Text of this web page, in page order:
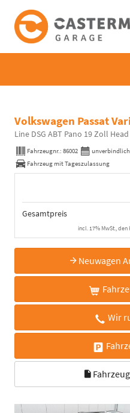
Volkswagen Passat
Line DSG ABT Pano 19 Zoll
Fahrzeugnr.: 86002
Fahrzeug mit Tageszulassung
Gesamtpreis
incl. 17% MwSt.,
Neuwagen
Wir